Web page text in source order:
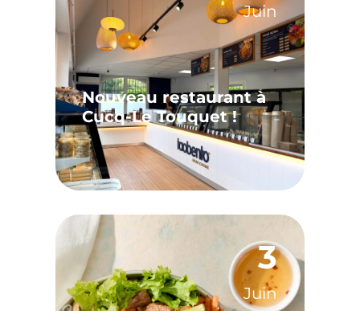
Juin
Nouveau restaurant à
Cucq-Le Touquet !
3
Juin